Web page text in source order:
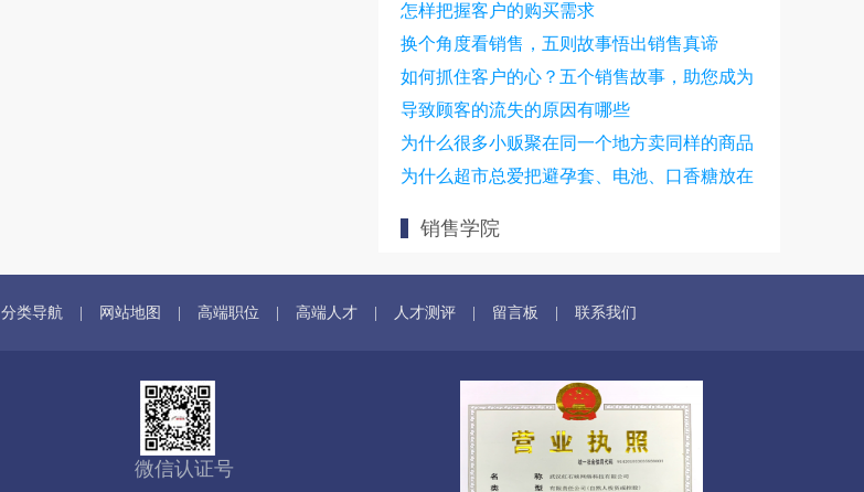
怎样把握客户的购买需求
换个角度看销售，五则故事悟出销售真谛
如何抓住客户的心？五个销售故事，助您成为
销售高手
导致顾客的流失的原因有哪些
为什么很多小贩聚在同一个地方卖同样的商品
为什么超市总爱把避孕套、电池、口香糖放在
销售学院
分类导航 网站地图 高端职位 高端人才 人才测评 留言板 联系我们
微信认证号